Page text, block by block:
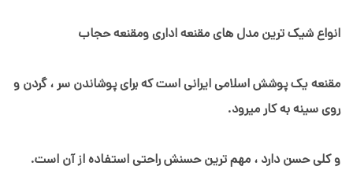
انواع شیک ترین مدل های مقنعه اداری ومقنعه حجاب
مقنعه یک پوشش اسلامی ایرانی است که برای پوشاندن سر ، گردن و
روی سینه به کار میرود.
و کلی حسن دارد ، مهم ترین حسنش راحتی استفاده از آن است.